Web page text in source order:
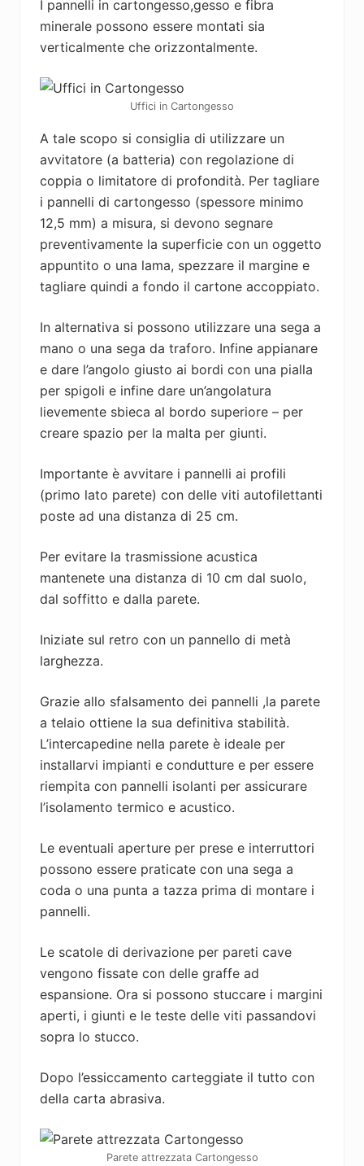
I pannelli in cartongesso,gesso e fibra
minerale possono essere montati sia
verticalmente che orizzontalmente.
Uffici in Cartongesso
A tale scopo si consiglia di utilizzare un
avvitatore (a batteria) con regolazione di
coppia o limitatore di profondità. Per tagliare
i pannelli di cartongesso (spessore minimo
12,5 mm) a misura, si devono segnare
preventivamente la superficie con un oggetto
appuntito o una lama, spezzare il margine e
tagliare quindi a fondo il cartone accoppiato.
In alternativa si possono utilizzare una sega a
mano o una sega da traforo. Infine appianare
e dare l’angolo giusto ai bordi con una pialla
per spigoli e infine dare un’angolatura
lievemente sbieca al bordo superiore – per
creare spazio per la malta per giunti.
Importante è avvitare i pannelli ai profili
(primo lato parete) con delle viti autofilettanti
poste ad una distanza di 25 cm.
Per evitare la trasmissione acustica
mantenete una distanza di 10 cm dal suolo,
dal soffitto e dalla parete.
Iniziate sul retro con un pannello di metà
larghezza.
Grazie allo sfalsamento dei pannelli ,la parete
a telaio ottiene la sua definitiva stabilità.
L’intercapedine nella parete è ideale per
installarvi impianti e condutture e per essere
riempita con pannelli isolanti per assicurare
l’isolamento termico e acustico.
Le eventuali aperture per prese e interruttori
possono essere praticate con una sega a
coda o una punta a tazza prima di montare i
pannelli.
Le scatole di derivazione per pareti cave
vengono fissate con delle graffe ad
espansione. Ora si possono stuccare i margini
aperti, i giunti e le teste delle viti passandovi
sopra lo stucco.
Dopo l’essiccamento carteggiate il tutto con
della carta abrasiva.
Parete attrezzata Cartongesso